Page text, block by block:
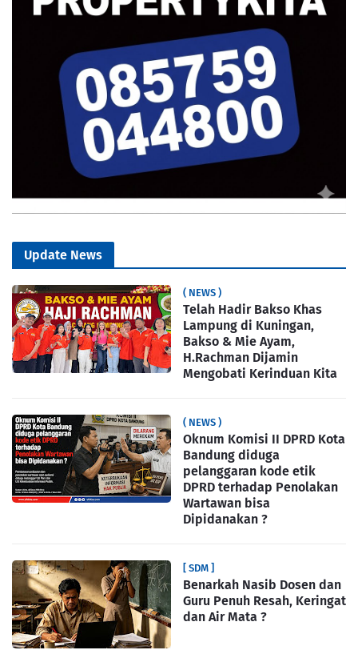
Update News
( NEWS )
Telah Hadir Bakso Khas
Lampung di Kuningan,
Bakso & Mie Ayam,
H.Rachman Dijamin
Mengobati Kerinduan Kita
( NEWS )
Oknum Komisi II DPRD Kota
Bandung diduga
pelanggaran kode etik
DPRD terhadap Penolakan
Wartawan bisa
Dipidanakan ?
[ SDM ]
Benarkah Nasib Dosen dan
Guru Penuh Resah, Keringat
dan Air Mata ?